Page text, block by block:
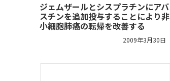
ジェムザールとシスプラチンにアバ
スチンを追加投与することにより非
小細胞肺癌の転帰を改善する
2009年3月30日